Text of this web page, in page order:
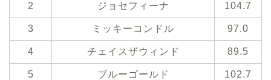
2 ジョセフィーナ 104.7
3 ミッキーコンドル 97.0
4 チェイスザウィンド 89.5
5 ブルーゴールド 102.7